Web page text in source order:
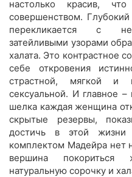
настолько красив,
совершенством.
перекликается с
затейливыми узорами
халата. Это контрастное
себе откровения
страстной, мягкой и
сексуальной. И главное
шелка каждая женщина
скрытые резервы,
достичь в этой
комплектом Мадейра нет
вершина
натуральную сорочку и